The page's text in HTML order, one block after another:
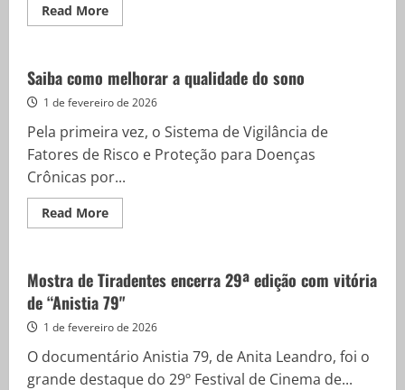
Read MoreRead
more
de
samba
do
Grupo
têm
3º
dia
de
ensaios
técnicos
Saiba como melhorar a qualidade do sono
1 de fevereiro de 2026
Pela primeira vez, o Sistema de Vigilância de
Fatores de Risco e Proteção para Doenças
Crônicas por...
Read MoreRead
more
melhorar
a
qualidade
do
sono
Mostra de Tiradentes encerra 29ª edição com vitória
de “Anistia 79"
1 de fevereiro de 2026
O documentário Anistia 79, de Anita Leandro, foi o
grande destaque do 29º Festival de Cinema de...